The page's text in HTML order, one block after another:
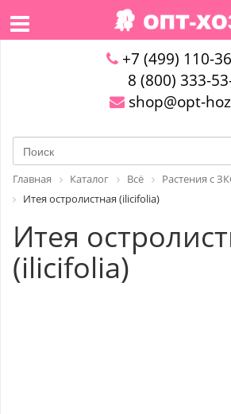
+7 (499) 110-
8 (800) 333-
shop@opt-
Главная Каталог Всё
Растения с
Итея остролистная (ilicifolia)
Итея
(ilicifolia)